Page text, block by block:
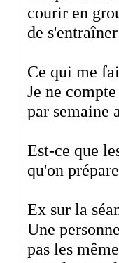
courir en
de
Ce qui me
Je ne
par semaine
Est-ce que
qu'on
Ex sur la
Une
pas les